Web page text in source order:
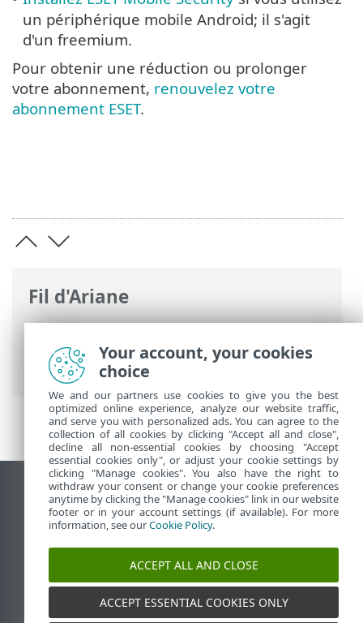
Fil d'Ariane
Aide en ligne d'ESET>ESET Internet
Security >Activer votre produit > Clé
d’activation ESET gratuite
un périphérique mobile Android; il s'agit
d'un freemium.
Pour obtenir une réduction ou prolonger
votre abonnement, renouvelez votre
abonnement ESET.
Afficher le site pour ordinateur de bureau
End of Life
Base de connaissances ESET
Forum ESET
ESET Status Portal
Assistance régionale
Your account, your cookies
choice
We and our partners use cookies to give you the best
optimized online experience, analyze our website traffic,
and serve you with personalized ads. You can agree to the
collection of all cookies by clicking "Accept all and close",
decline all non-essential cookies by choosing "Accept
essential cookies only", or adjust your cookie settings by
clicking "Manage cookies". You also have the right to
withdraw your consent or change your cookie preferences
anytime by clicking the "Manage cookies" link in our website
footer or in your account settings (if available). For more
information, see ourCookie Policy.
ACCEPT ALL AND CLOSE
ACCEPT ESSENTIAL COOKIES ONLY